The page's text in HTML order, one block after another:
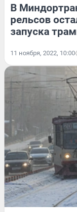
В
рельсов
запуска
11 ноября, 2022, 10:00